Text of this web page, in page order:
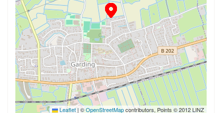
Leaflet| ©OpenStreetMapcontributors, Points © 2012 LINZ